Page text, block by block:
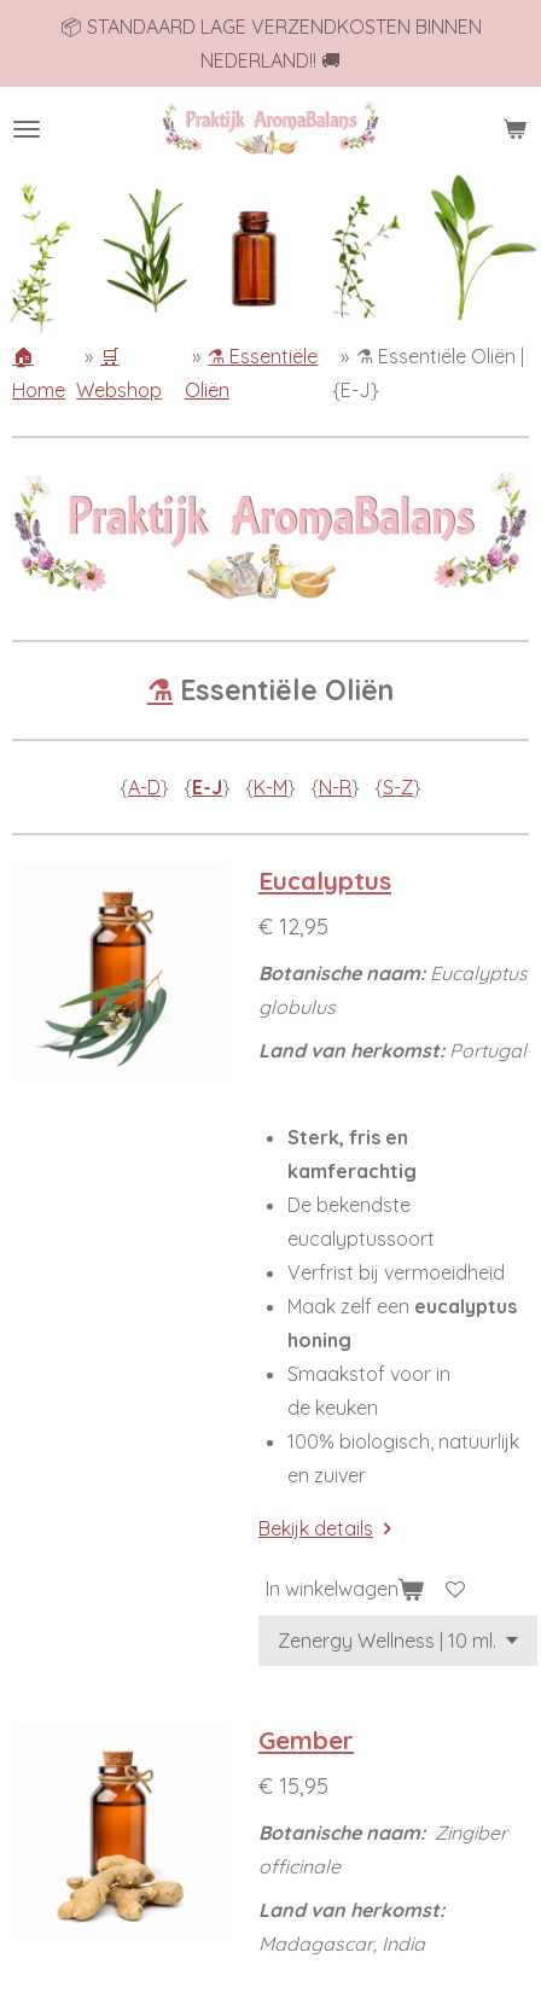
de
📦 STANDAARD LAGE VERZENDKOSTEN BINNEN
NEDERLAND!! 🚚
🏠
Home
» 🛒
Webshop
» ⚗️ Essentiële
Oliën
» ⚗️ Essentiële Oliën |
{E-J}
⚗️ Essentiële Oliën
{A-D} {E-J} {K-M} {N-R} {S-Z}
Eucalyptus
€ 12,95
Botanische naam: Eucalyptus
globulus
Land van herkomst: Portugal
Sterk, fris en
kamferachtig
De bekendste
eucalyptussoort
Verfrist bij vermoeidheid
Maak zelf een eucalyptus
honing
Smaakstof voor in
de keuken
100% biologisch, natuurlijk
en zuiver
Bekijk details
In winkelwagen
Gember
€ 15,95
Botanische naam:Zingiber
officinale
Land van herkomst:
Madagascar, India